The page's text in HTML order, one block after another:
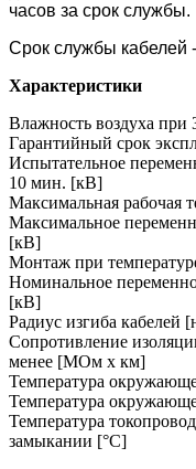
часов за срок службы.
Срок службы кабелей -
Характеристики
Влажность воздуха при
Гарантийный срок
Испытательное
10 мин. [кВ]
Максимальная рабочая
Максимальное
[кВ]
Монтаж при
Номинальное
[кВ]
Радиус изгиба кабелей
Сопротивление
менее [МОм х км]
Температура
Температура
Температура
замыкании [°С]